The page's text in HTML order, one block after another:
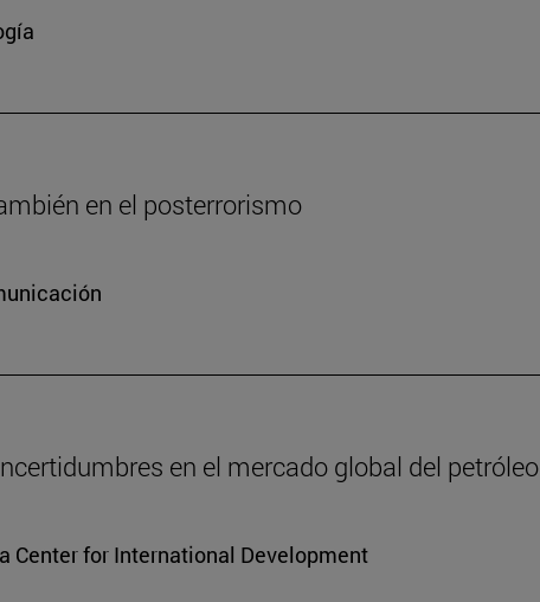
en el posterrorismo
en el mercado global del petróleo
Center for International Development